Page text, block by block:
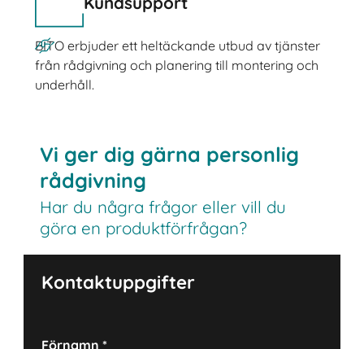
BITO erbjuder ett heltäckande utbud av tjänster
från rådgivning och planering till montering och
underhåll.
Vi ger dig gärna personlig
rådgivning
Har du några frågor eller vill du
göra en produktförfrågan?
Kontaktuppgifter
Förnamn*